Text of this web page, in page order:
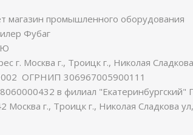
магазин промышленного оборудования
Фубаг
г. Москва г., Троицк г., Николая
ОГРНИП 306967005900111
в филиал "Екатеринбургский"
г., Троицк г., Николая Сладкова